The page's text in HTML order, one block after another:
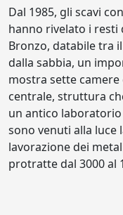
Dal 1985, gli scavi
hanno rivelato i resti
Bronzo, databile tra
dalla sabbia, un
mostra sette
centrale, struttura
un antico
sono venuti alla
lavorazione dei
protratte dal 3000 al